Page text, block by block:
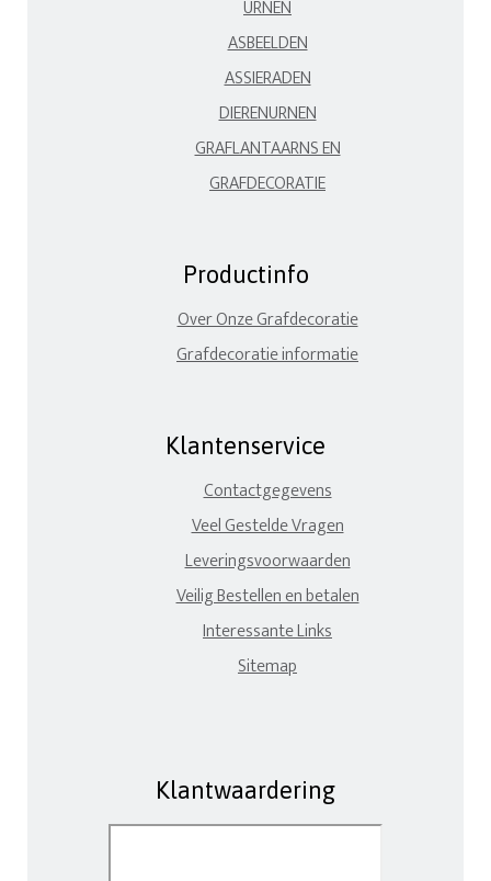
URNEN
ASBEELDEN
ASSIERADEN
DIERENURNEN
GRAFLANTAARNS EN
GRAFDECORATIE
Productinfo
Over Onze Grafdecoratie
Grafdecoratie informatie
Klantenservice
Contactgegevens
Veel Gestelde Vragen
Leveringsvoorwaarden
Veilig Bestellen en betalen
Interessante Links
Sitemap
Klantwaardering